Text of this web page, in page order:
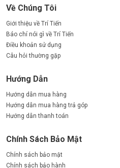
Về Chúng Tôi
Giới thiệu về Trí Tiến
Báo chí nói gì về Trí Tiến
Điều khoản sử dụng
Câu hỏi thường gặp
Hướng Dẫn
Hướng dẫn mua hàng
Hướng dẫn mua hàng trả góp
Hướng dẫn thanh toán
Chính Sách Bảo Mật
Chính sách bảo mật
Chính sách bảo hành